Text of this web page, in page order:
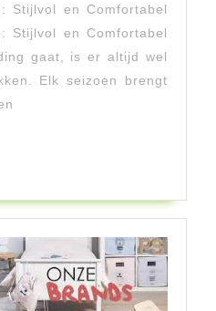
In
Stijlvol en Comfortabel
Stijlvol en Comfortabel
gaat, is er altijd wel
Elk seizoen brengt